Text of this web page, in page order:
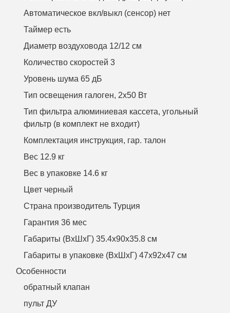
Автоматическое вкл/выкл (сенсор) нет
Таймер есть
Диаметр воздуховода 12/12 см
Количество скоростей 3
Уровень шума 65 дБ
Тип освещения галоген, 2х50 Вт
Тип фильтра алюминиевая кассета, угольный
фильтр (в комплект не входит)
Комплектация инструкция, гар. талон
Вес 12.9 кг
Вес в упаковке 14.6 кг
Цвет черный
Страна производитель Турция
Гарантия 36 мес
Габариты (ВхШхГ) 35.4х90х35.8 см
Габариты в упаковке (ВхШхГ) 47х92х47 см
Особенности
обратный клапан
пульт ДУ